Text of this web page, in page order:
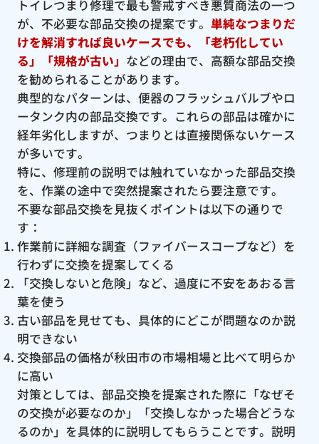
トイレつまり修理で最も警戒すべき悪質商法の一つ
が、不必要な部品交換の提案です。 単純なつまりだ
けを解消すれば良いケースでも、「老朽化してい
る」「規格が古い」 などの理由で、高額な部品交換
を勧められることがあります。
典型的なパターンは、便器のフラッシュバルブやロ
ータンク内の部品交換です。これらの部品は確かに
経年劣化しますが、つまりとは直接関係ないケース
が多いです。
特に、修理前の説明では触れていなかった部品交換
を、作業の途中で突然提案されたら要注意です。
不要な部品交換を見抜くポイントは以下の通りで
す：
作業前に詳細な調査（ファイバースコープなど）を
行わずに交換を提案してくる
「交換しないと危険」など、過度に不安をあおる言
葉を使う
古い部品を見せても、具体的にどこが問題なのか説
明できない
交換部品の価格が秋田市の市場相場と比べて明らか
に高い
対策としては、部品交換を提案された際に「なぜそ
の交換が必要なのか」「交換しなかった場合どうな
るのか」を具体的に説明してもらうことです。説明